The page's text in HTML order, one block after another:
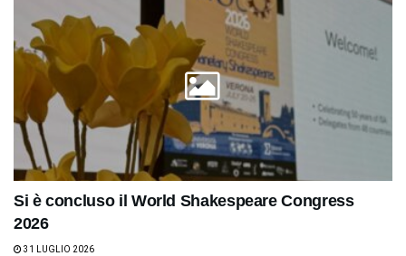
Si è concluso il World Shakespeare Congress
2026
31 LUGLIO 2026